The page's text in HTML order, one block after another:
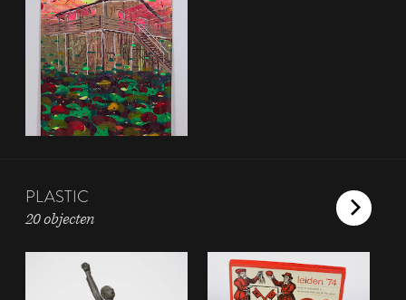
PLASTIC
20 objecten